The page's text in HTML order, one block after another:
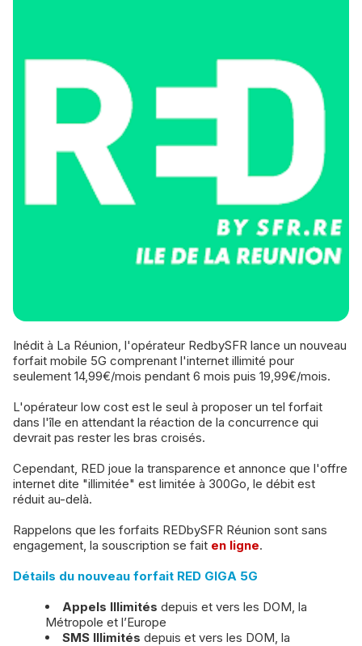
Inédit à La Réunion, l'opérateur RedbySFR lance un nouveau
forfait mobile 5G comprenant l'internet illimité pour
seulement 14,99€/mois pendant 6 mois puis 19,99€/mois.
L'opérateur low cost est le seul à proposer un tel forfait
dans l'île en attendant la réaction de la concurrence qui
devrait pas rester les bras croisés.
Cependant, RED joue la transparence et annonce que l'offre
internet dite "illimitée" est limitée à 300Go, le débit est
réduit au-delà.
Rappelons que les forfaits REDbySFR Réunion sont sans
engagement, la souscription se fait en ligne.
Détails du nouveau forfait RED GIGA 5G
Appels Illimités depuis et vers les DOM, la
Métropole et l’Europe
SMS Illimités depuis et vers les DOM, la